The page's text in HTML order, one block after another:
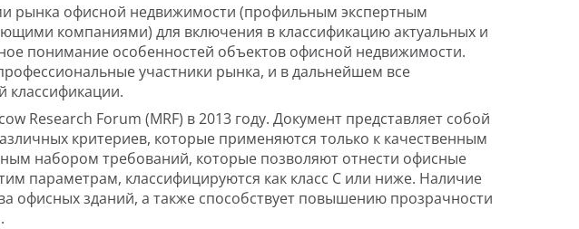
рынка офисной недвижимости (профильным экспертным
компаниями) для включения в классификацию актуальных и
понимание особенностей объектов офисной недвижимости.
участники рынка, и в дальнейшем все
классификации.
Forum (MRF) в 2013 году. Документ представляет собой
критериев, которые применяются только к качественным
набором требований, которые позволяют отнести офисные
параметрам, классифицируются как класс С или ниже. Наличие
офисных зданий, а также способствует повышению прозрачности